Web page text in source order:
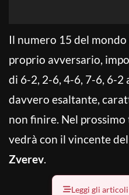
Il numero 15 del mondo
proprio avversario,
di 6-2, 2-6, 4-6, 7-6, 6-
davvero esaltante,
non finire. Nel
vedrà con il vincente
Zverev.
Leggi gli